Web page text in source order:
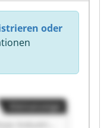
oder